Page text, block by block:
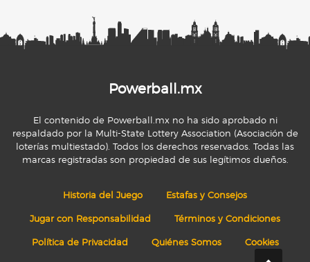
Powerball.mx
El contenido de Powerball.mx no ha sido aprobado ni
respaldado por la Multi-State Lottery Association (Asociación de
loterías multiestado). Todos los derechos reservados. Todas las
marcas registradas son propiedad de sus legítimos dueños.
Historia del Juego Estafas y Consejos
Jugar con Responsabilidad Términos y Condiciones
Política de Privacidad Quiénes Somos Cookies